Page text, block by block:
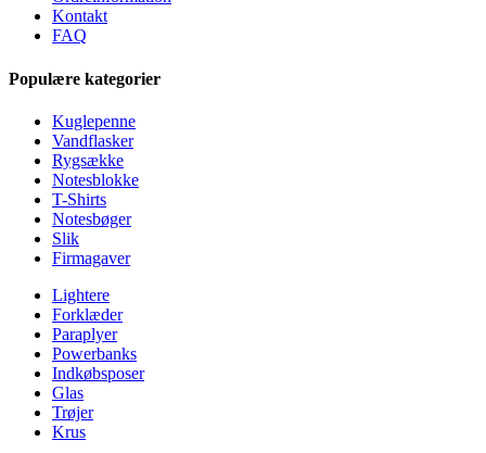
Kontakt
FAQ
Populære kategorier
Kuglepenne
Vandflasker
Rygsække
Notesblokke
T-Shirts
Notesbøger
Slik
Firmagaver
Lightere
Forklæder
Paraplyer
Powerbanks
Indkøbsposer
Glas
Trøjer
Krus